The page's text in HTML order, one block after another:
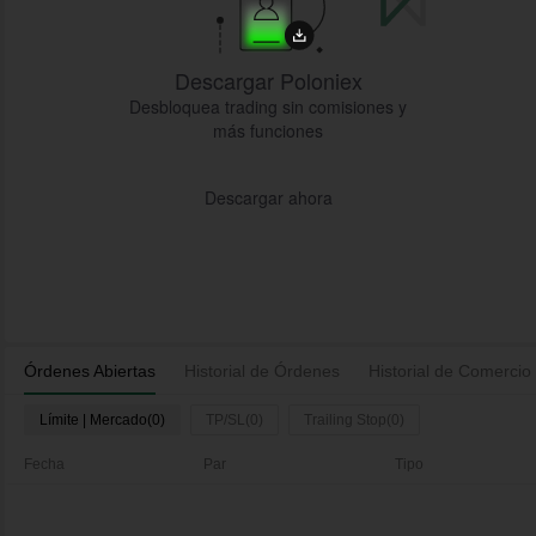
Órdenes Abiertas Historial de Órdenes Historial de Comercio
Límite | Mercado(0) TP/SL(0) Trailing Stop(0)
Fecha Par Tipo
Descargar Poloniex
Desbloquea trading sin comisiones y
más funciones
Descargar ahora